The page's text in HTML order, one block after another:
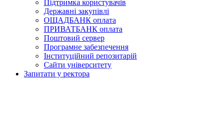
Підтримка користувачів
Державні закупівлі
ОЩАДБАНК оплата
ПРИВАТБАНК оплата
Поштовий сервер
Програмне забезпечення
Інституційний репозитарій
Сайти університету
Запитати у ректора